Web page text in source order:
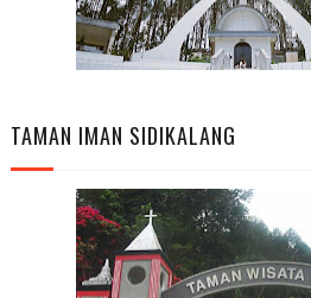
TAMAN IMAN SIDIKALANG